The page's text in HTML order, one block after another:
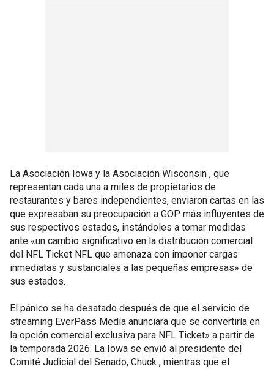
La Asociación Iowa y la Asociación Wisconsin , que
representan cada una a miles de propietarios de
restaurantes y bares independientes, enviaron cartas en las
que expresaban su preocupación a GOP más influyentes de
sus respectivos estados, instándoles a tomar medidas
ante «un cambio significativo en la distribución comercial
del NFL Ticket NFL que amenaza con imponer cargas
inmediatas y sustanciales a las pequeñas empresas» de
sus estados.
El pánico se ha desatado después de que el servicio de
streaming EverPass Media anunciara que se convertiría en
la opción comercial exclusiva para NFL Ticket» a partir de
la temporada 2026. La Iowa se envió al presidente del
Comité Judicial del Senado, Chuck , mientras que el